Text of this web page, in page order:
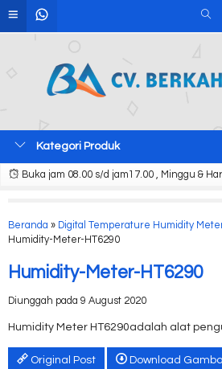
Kategori Produk
Buka jam 08.00 s/d jam17.00 , Minggu &
Beranda » Digital Temperature Humidity
Humidity-Meter-HT6290
Humidity-Meter-HT6290
Diunggah pada 9 August 2020
Humidity Meter HT6290adalah alat
Original Post Download